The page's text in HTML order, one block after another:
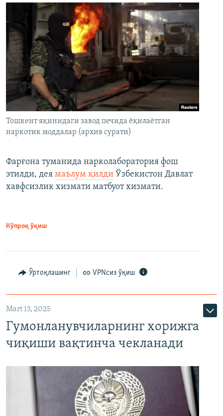
Тошкент яқинидаги завод печида ёқилаётган
наркотик моддалар (архив сурати)
Фарғона туманида нарколаборатория фош
этилди, дея маълум қилди Ўзбекистон Давлат
хавфсизлик хизмати матбуот хизмати.
Кўпроқ ўқиш
Ўртоқлашинг VPNсиз ўқиш
Mart 13, 2025
Гумонланувчиларнинг хорижга
чиқиши вақтинча чекланади